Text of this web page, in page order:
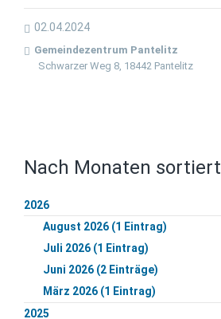
02.04.2024
Gemeindezentrum Pantelitz
Schwarzer Weg 8, 18442 Pantelitz
Nach Monaten sortiert
2026
August 2026 (1 Eintrag)
Juli 2026 (1 Eintrag)
Juni 2026 (2 Einträge)
März 2026 (1 Eintrag)
2025